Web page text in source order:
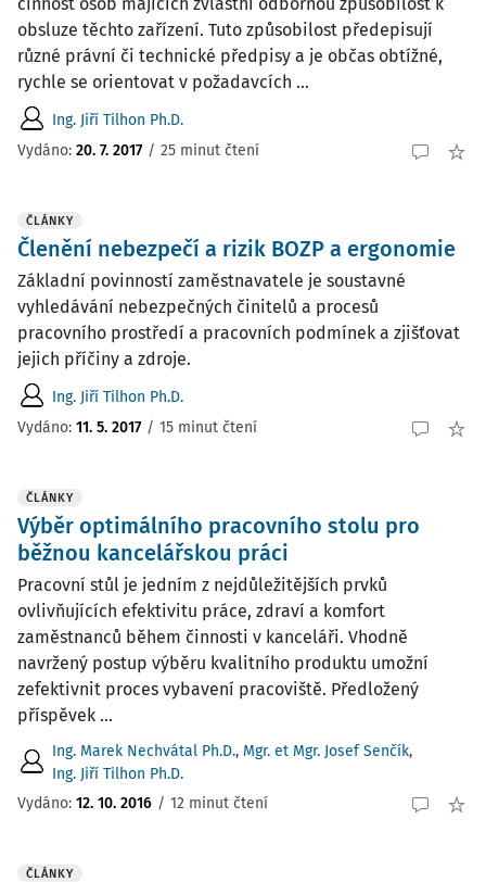
obsluze těchto zařízení. Tuto způsobilost předepisují
různé právní či technické předpisy a je občas obtížné,
rychle se orientovat v požadavcích ...
Ing. Jiří Tilhon Ph.D.
Vydáno: 20. 7. 2017 / 25 minut čtení
ČLÁNKY
Členění nebezpečí a rizik BOZP a ergonomie
Základní povinností zaměstnavatele je soustavné
vyhledávání nebezpečných činitelů a procesů
pracovního prostředí a pracovních podmínek a zjišťovat
jejich příčiny a zdroje.
Ing. Jiří Tilhon Ph.D.
Vydáno: 11. 5. 2017 / 15 minut čtení
ČLÁNKY
Výběr optimálního pracovního stolu pro
běžnou kancelářskou práci
Pracovní stůl je jedním z nejdůležitějších prvků
ovlivňujících efektivitu práce, zdraví a komfort
zaměstnanců během činnosti v kanceláři. Vhodně
navržený postup výběru kvalitního produktu umožní
zefektivnit proces vybavení pracoviště. Předložený
příspěvek ...
Ing. Marek Nechvátal Ph.D., Mgr. et Mgr. Josef Senčík,
Ing. Jiří Tilhon Ph.D.
Vydáno: 12. 10. 2016 / 12 minut čtení
ČLÁNKY